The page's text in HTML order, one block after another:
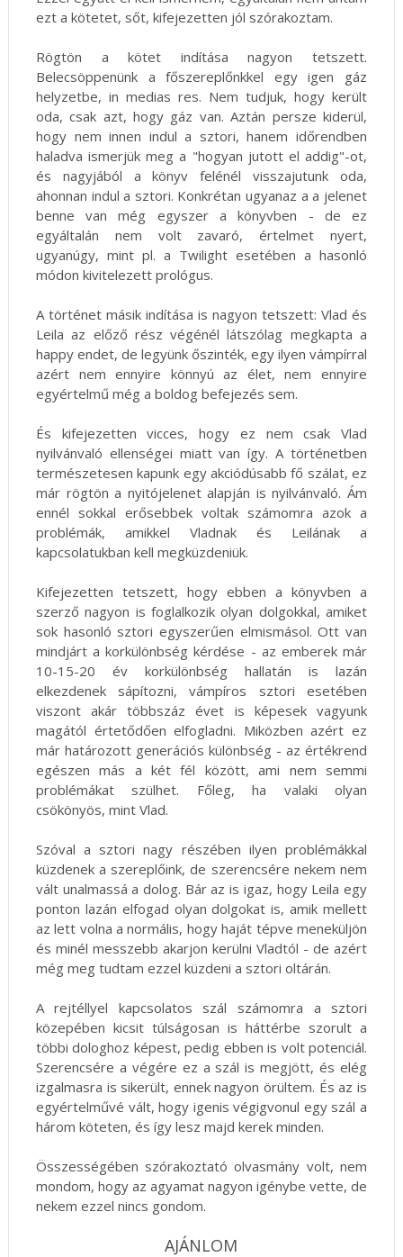
ezt a kötetet, sőt, kifejezetten jól szórakoztam.
Rögtön a kötet indítása nagyon tetszett.
Belecsöppenünk a főszereplőnkkel egy igen gáz
helyzetbe, in medias res. Nem tudjuk, hogy került
oda, csak azt, hogy gáz van. Aztán persze kiderül,
hogy nem innen indul a sztori, hanem időrendben
haladva ismerjük meg a "hogyan jutott el addig"-ot,
és nagyjából a könyv felénél visszajutunk oda,
ahonnan indul a sztori. Konkrétan ugyanaz a a jelenet
benne van még egyszer a könyvben - de ez
egyáltalán nem volt zavaró, értelmet nyert,
ugyanúgy, mint pl. a Twilight esetében a hasonló
módon kivitelezett prológus.
A történet másik indítása is nagyon tetszett: Vlad és
Leila az előző rész végénél látszólag megkapta a
happy endet, de legyünk őszinték, egy ilyen vámpírral
azért nem ennyire könnyú az élet, nem ennyire
egyértelmű még a boldog befejezés sem.
És kifejezetten vicces, hogy ez nem csak Vlad
nyilvánvaló ellenségei miatt van így. A történetben
természetesen kapunk egy akciódúsabb fő szálat, ez
már rögtön a nyitójelenet alapján is nyilvánvaló. Ám
ennél sokkal erősebbek voltak számomra azok a
problémák, amikkel Vladnak és Leilának a
kapcsolatukban kell megküzdeniük.
Kifejezetten tetszett, hogy ebben a könyvben a
szerző nagyon is foglalkozik olyan dolgokkal, amiket
sok hasonló sztori egyszerűen elmismásol. Ott van
mindjárt a korkülönbség kérdése - az emberek már
10-15-20 év korkülönbség hallatán is lazán
elkezdenek sápítozni, vámpíros sztori esetében
viszont akár többszáz évet is képesek vagyunk
magától értetődően elfogladni. Miközben azért ez
már határozott generációs különbség - az értékrend
egészen más a két fél között, ami nem semmi
problémákat szülhet. Főleg, ha valaki olyan
csökönyös, mint Vlad.
Szóval a sztori nagy részében ilyen problémákkal
küzdenek a szereplőink, de szerencsére nekem nem
vált unalmassá a dolog. Bár az is igaz, hogy Leila egy
ponton lazán elfogad olyan dolgokat is, amik mellett
az lett volna a normális, hogy haját tépve meneküljön
és minél messzebb akarjon kerülni Vladtól - de azért
még meg tudtam ezzel küzdeni a sztori oltárán.
A rejtéllyel kapcsolatos szál számomra a sztori
közepében kicsit túlságosan is háttérbe szorult a
többi dologhoz képest, pedig ebben is volt potenciál.
Szerencsére a végére ez a szál is megjött, és elég
izgalmasra is sikerült, ennek nagyon örültem. És az is
egyértelművé vált, hogy igenis végigvonul egy szál a
három köteten, és így lesz majd kerek minden.
Összességében szórakoztató olvasmány volt, nem
mondom, hogy az agyamat nagyon igénybe vette, de
nekem ezzel nincs gondom.
AJÁNLOM